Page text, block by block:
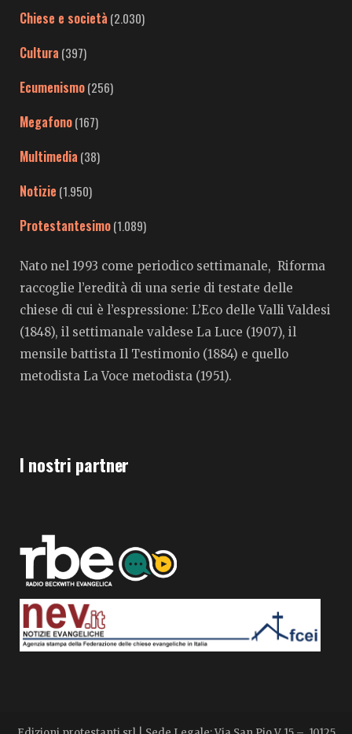
Chiese e società (2.030)
Cultura (397)
Ecumenismo(256)
Megafono(167)
Multimedia (38)
Notizie (1.950)
Protestantesimo(1.089)
Nato nel 1993 come periodico settimanale, Riforma
raccoglie l’eredità di una serie di testate delle
chiese di cui è l’espressione: L’Eco delle Valli Valdesi
(1848), il settimanale valdese La Luce (1907), il
mensile battista Il Testimonio (1884) e quello
metodista La Voce metodista (1951).
I nostri partner